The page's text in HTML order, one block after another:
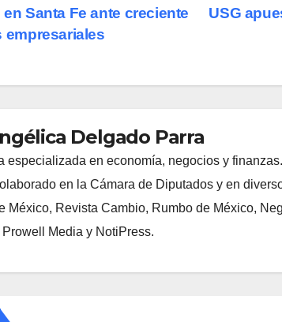
USG
Santa Fe ante creciente
empresariales
Delgado Parra
especializada en economía, negocios y
en la Cámara de Diputados y en
México, Revista Cambio, Rumbo de México,
Media y NotiPress.